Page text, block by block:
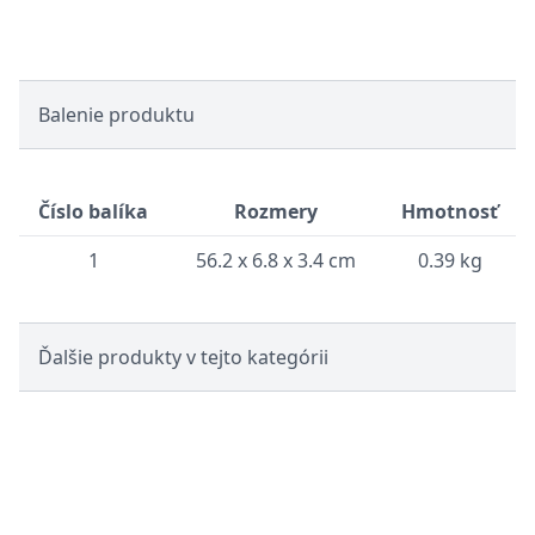
Balenie produktu
Číslo balíka Rozmery
Hmotnosť
1
56.2 x 6.8 x 3.4 cm 0.39 kg
Ďalšie produkty v tejto kategórii